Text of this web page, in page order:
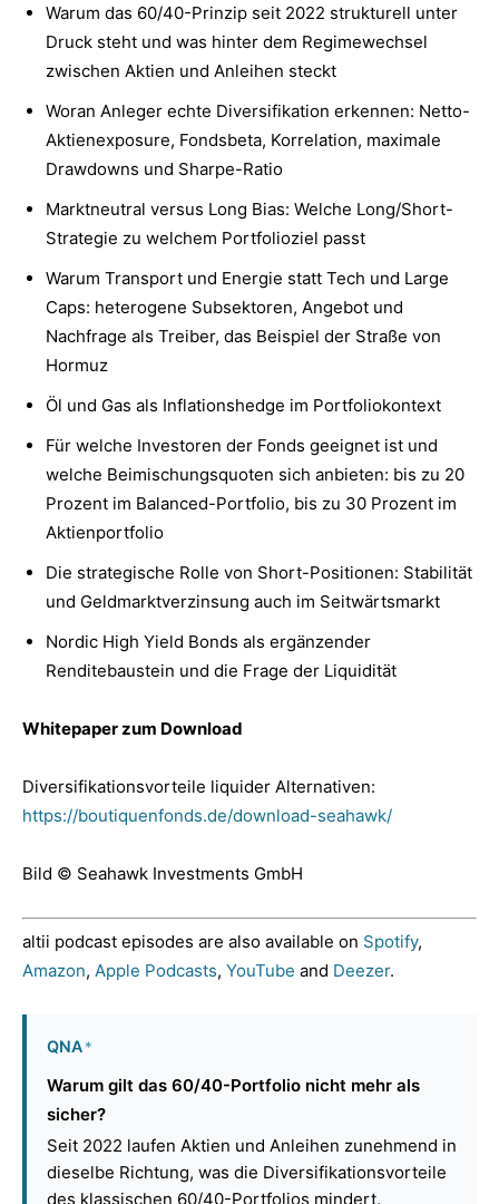
Warum das 60/40-Prinzip seit 2022 strukturell unter
Druck steht und was hinter dem Regimewechsel
zwischen Aktien und Anleihen steckt
Woran Anleger echte Diversifikation erkennen: Netto-
Aktienexposure, Fondsbeta, Korrelation, maximale
Drawdowns und Sharpe-Ratio
Marktneutral versus Long Bias: Welche Long/Short-
Strategie zu welchem Portfolioziel passt
Warum Transport und Energie statt Tech und Large
Caps: heterogene Subsektoren, Angebot und
Nachfrage als Treiber, das Beispiel der Straße von
Hormuz
Öl und Gas als Inflationshedge im Portfoliokontext
Für welche Investoren der Fonds geeignet ist und
welche Beimischungsquoten sich anbieten: bis zu 20
Prozent im Balanced-Portfolio, bis zu 30 Prozent im
Aktienportfolio
Die strategische Rolle von Short-Positionen: Stabilität
und Geldmarktverzinsung auch im Seitwärtsmarkt
Nordic High Yield Bonds als ergänzender
Renditebaustein und die Frage der Liquidität
Whitepaper zum Download
Diversifikationsvorteile liquider Alternativen:
https://boutiquenfonds.de/download-seahawk/
Bild © Seahawk Investments GmbH
altii podcast episodes are also available on Spotify,
Amazon, Apple Podcasts, YouTube and Deezer.
QNA*
Warum gilt das 60/40-Portfolio nicht mehr als
sicher?
Seit 2022 laufen Aktien und Anleihen zunehmend in
dieselbe Richtung, was die Diversifikationsvorteile
des klassischen 60/40-Portfolios mindert.